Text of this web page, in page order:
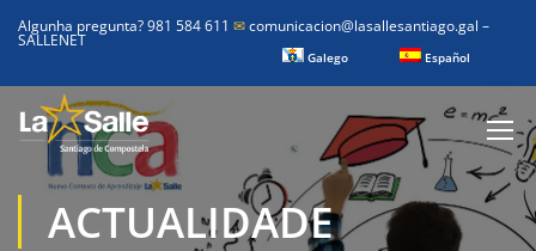
Algunha pregunta? 981 584 611 ✉comunicacion@lasallesantiago.gal –
SALLENET
Galego Español
ACTUALIDADE